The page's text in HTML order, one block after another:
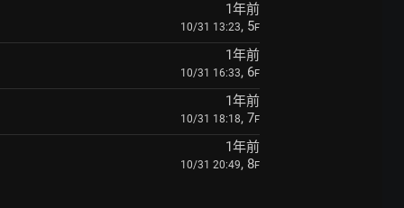
1年前
10/31 13:23, 5F
1年前
10/31 16:33, 6F
1年前
10/31 18:18, 7F
1年前
10/31 20:49, 8F